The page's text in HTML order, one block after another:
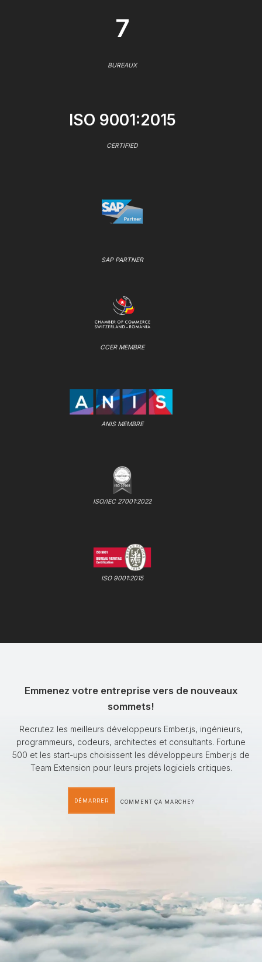
7
BUREAUX
ISO 9001:2015
CERTIFIED
SAP PARTNER
CCER MEMBRE
ANIS MEMBRE
ISO/IEC 27001:2022
ISO 9001:2015
Emmenez votre entreprise vers de nouveaux
sommets!
Recrutez les meilleurs développeurs Ember.js, ingénieurs,
programmeurs, codeurs, architectes et consultants. Fortune
500 et les start-ups choisissent les développeurs Ember.js de
Team Extension pour leurs projets logiciels critiques.
DÉMARRER COMMENT ÇA MARCHE?